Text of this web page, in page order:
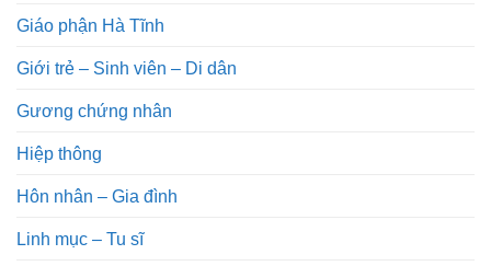
Giáo phận Hà Tĩnh
Giới trẻ – Sinh viên – Di dân
Gương chứng nhân
Hiệp thông
Hôn nhân – Gia đình
Linh mục – Tu sĩ